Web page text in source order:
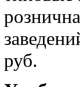
руб.